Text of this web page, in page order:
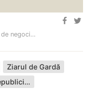
Igor Grosu susține că este nevoie de negocieri și delimitări clare în…
Ziarul de Gardă
Guvernul Republicii Moldova